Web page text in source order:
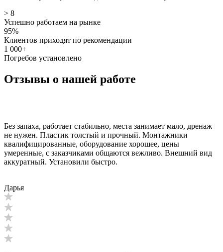
> 8
Успешно работаем на рынке
95%
Клиентов приходят по рекомендации
1 000+
Погребов установлено
Отзывы о нашей работе
Без запаха, работает стабильно, места занимает мало, дренаж
не нужен. Пластик толстый и прочный. Монтажники
квалифицированные, оборудование хорошее, цены
умеренные, с заказчиками общаются вежливо. Внешний вид
аккуратный. Установили быстро.
Дарья